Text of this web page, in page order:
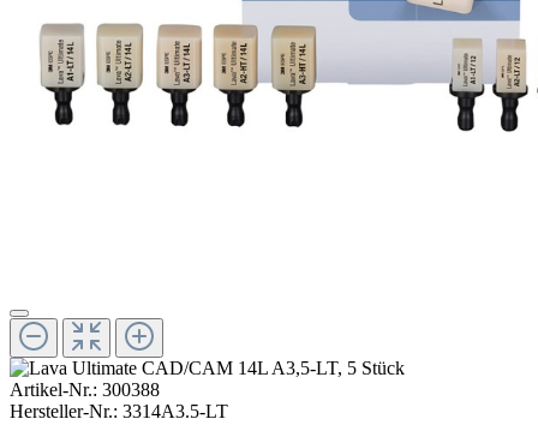
Artikel-Nr.: 300388
Hersteller-Nr.: 3314A3.5-LT